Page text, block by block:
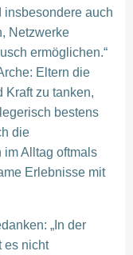
insbesondere auch
Netzwerke
ermöglichen.“
Eltern die
Kraft zu tanken,
bestens
die
im Alltag oftmals
Erlebnisse mit
„In der
es nicht